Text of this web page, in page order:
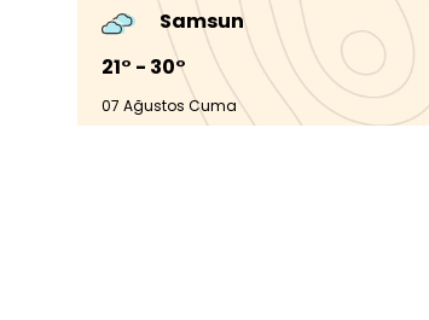
Samsun
21° - 30°
07 Ağustos Cuma